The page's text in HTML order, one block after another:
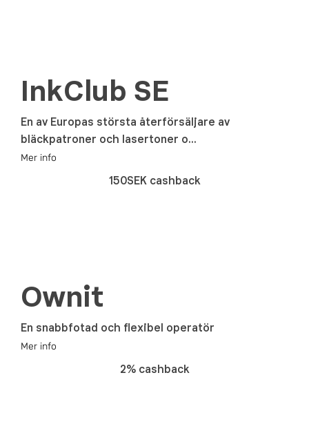
InkClub SE
En av Europas största återförsäljare av
bläckpatroner och lasertoner o...
Mer info
150SEK cashback
Ownit
En snabbfotad och flexibel operatör
Mer info
2% cashback